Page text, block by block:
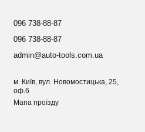
096 738-88-87
096 738-88-87
admin@auto-tools.com.ua
м. Київ, вул. Новомостицька, 25,
оф.6
Мапа проїзду